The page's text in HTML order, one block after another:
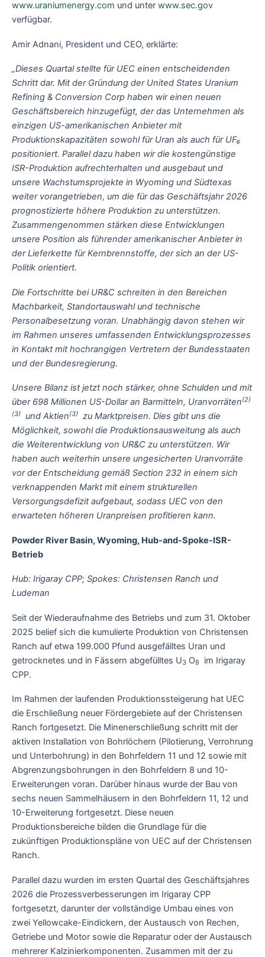
www.uraniumenergy.com und unter www.sec.gov
verfügbar.
Amir Adnani, President und CEO, erklärte:
„Dieses Quartal stellte für UEC einen entscheidenden
Schritt dar. Mit der Gründung der United States Uranium
Refining & Conversion Corp haben wir einen neuen
Geschäftsbereich hinzugefügt, der das Unternehmen als
einzigen US-amerikanischen Anbieter mit
Produktionskapazitäten sowohl für Uran als auch fürUF₆
positioniert. Parallel dazu haben wir die kostengünstige
ISR-Produktion aufrechterhalten und ausgebaut und
unsere Wachstumsprojekte in Wyoming und Südtexas
weiter vorangetrieben, um die für das Geschäftsjahr 2026
prognostizierte höhere Produktion zu unterstützen.
Zusammengenommen stärken diese Entwicklungen
unsere Position als führender amerikanischer Anbieter in
der Lieferkette für Kernbrennstoffe, der sich an der US-
Politik orientiert.
Die Fortschritte bei UR&C schreiten in den Bereichen
Machbarkeit, Standortauswahl und technische
Personalbesetzung voran. Unabhängig davon stehen wir
im Rahmen unseres umfassenden Entwicklungsprozesses
in Kontakt mit hochrangigen Vertretern der Bundesstaaten
und der Bundesregierung.
Unsere Bilanz ist jetzt noch stärker, ohne Schulden und mit
über 698 Millionen US-Dollar an Barmitteln, Uranvorräten(2)
(3)
und Aktien(3)
zu Marktpreisen. Dies gibt uns die
Möglichkeit, sowohl die Produktionsausweitung als auch
die Weiterentwicklung von UR&C zu unterstützen. Wir
haben auch weiterhin unsere ungesicherten Uranvorräte
vor der Entscheidung gemäß Section 232 in einem sich
verknappenden Markt mit einem strukturellen
Versorgungsdefizit aufgebaut, sodass UEC von den
erwarteten höheren Uranpreisen profitieren kann.
Powder River Basin, Wyoming, Hub-and-Spoke-ISR-
Betrieb
Hub: Irigaray CPP; Spokes: Christensen Ranch und
Ludeman
Seit der Wiederaufnahme des Betriebs und zum 31. Oktober
2025 belief sich die kumulierte Produktion von Christensen
Ranch auf etwa 199.000 Pfund ausgefälltes Uran und
getrocknetes und in Fässern abgefülltes U3 O8
im Irigaray
CPP.
Im Rahmen der laufenden Produktionssteigerung hat UEC
die Erschließung neuer Fördergebiete auf der Christensen
Ranch fortgesetzt. Die Minenerschließung schritt mit der
aktiven Installation von Bohrlöchern (Pilotierung, Verrohrung
und Unterbohrung) in den Bohrfeldern 11 und 12 sowie mit
Abgrenzungsbohrungen in den Bohrfeldern 8 und 10-
Erweiterungen voran. Darüber hinaus wurde der Bau von
sechs neuen Sammelhäusern in den Bohrfeldern 11, 12 und
10-Erweiterung fortgesetzt. Diese neuen
Produktionsbereiche bilden die Grundlage für die
zukünftigen Produktionspläne von UEC auf der Christensen
Ranch.
Parallel dazu wurden im ersten Quartal des Geschäftsjahres
2026 die Prozessverbesserungen im Irigaray CPP
fortgesetzt, darunter der vollständige Umbau eines von
zwei Yellowcake-Eindickern, der Austausch von Rechen,
Getriebe und Motor sowie die Reparatur oder der Austausch
mehrerer Kalzinierkomponenten. Zusammen mit der zu